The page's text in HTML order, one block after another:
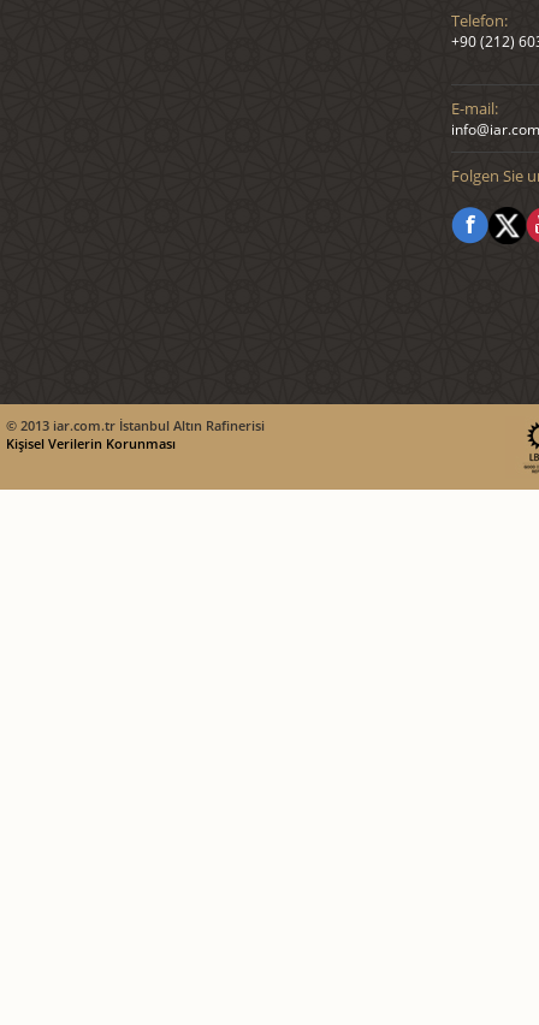
Telefon:
+90 (212)
E-mail:
Folgen Sie
© 2013 iar.com.tr İstanbul Altın Rafinerisi
Kişisel Verilerin Korunması